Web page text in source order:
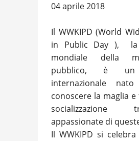
04 aprile 2018
Il WWKIPD (World
in Public Day ), la
mondiale della
pubblico, è un
internazionale
conoscere la maglia
appassionate di
Il WWKIPD si